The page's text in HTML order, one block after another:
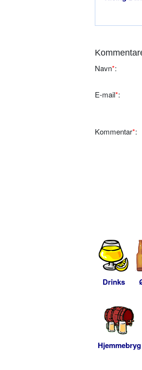
Navn*:
E-mail*:
Kommentar*:
Drinks
Hjemmebryg